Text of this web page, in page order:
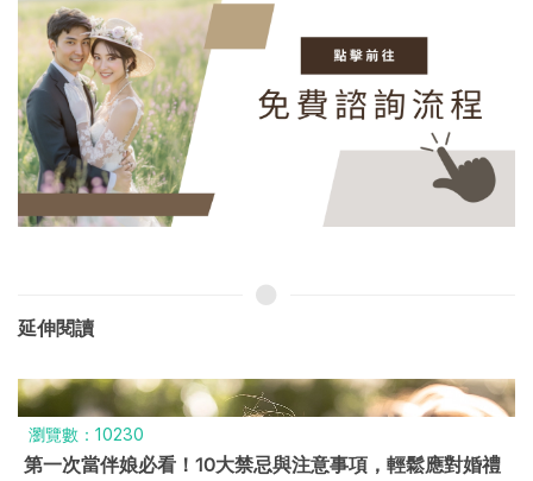
延伸閱讀
瀏覽數：9924
中式喜餅推薦｜精選全台13大百年老店與鄉民激推品牌，